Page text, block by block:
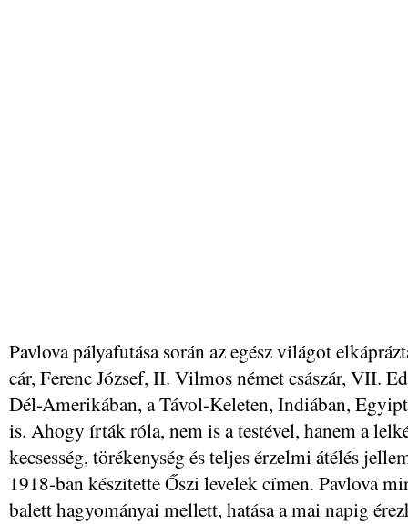
Pavlova pályafutása során az egész világot
cár, Ferenc József, II. Vilmos német császár, VII.
Dél-Amerikában, a Távol-Keleten, Indiában,
is. Ahogy írták róla, nem is a testével, hanem a
kecsesség, törékenység és teljes érzelmi átélés
1918-ban készítette Őszi levelek címen. Pavlova
balett hagyományai mellett, hatása a mai napig